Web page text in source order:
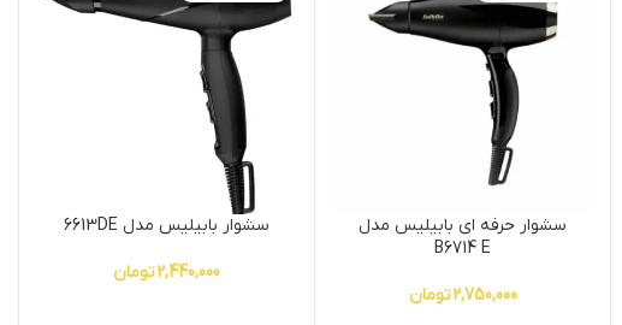
سشوار حرفه ای بابیلیس مدل
B6714 E
2,750,000تومان
سشوار بابیلیس مدل 6613DE
2,440,000تومان